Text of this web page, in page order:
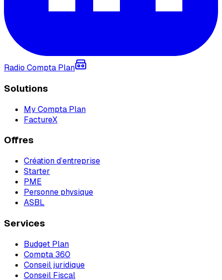
Radio Compta Plan
Solutions
My Compta Plan
FactureX
Offres
Création d’entreprise
Starter
PME
Personne physique
ASBL
Services
Budget Plan
Compta 360
Conseil juridique
Conseil Fiscal